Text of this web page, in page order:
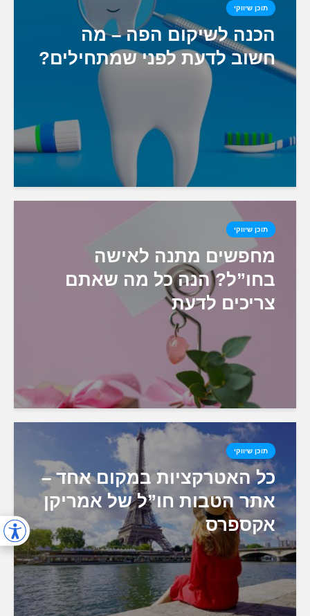
תוכן שיווקי
הכנה לשיקום הפה – מה
חשוב לדעת לפני שמתחילים?
תוכן שיווקי
מחפשים מתנה לאישה
בחו”ל? הנה כל מה שאתם
צריכים לדעת
תוכן שיווקי
כל האטרקציות במקום אחד –
אתר הטבות חו”ל של אמריקן
אקספרס